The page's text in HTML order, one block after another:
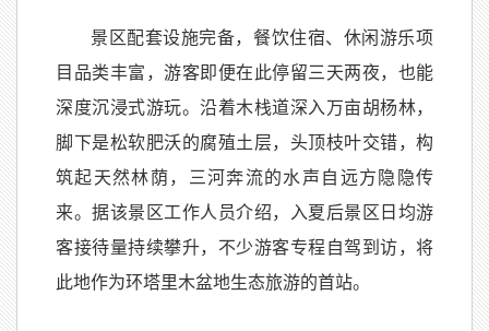
景区配套设施完备，餐饮住宿、休闲游乐项
目品类丰富，游客即便在此停留三天两夜，也能
深度沉浸式游玩。沿着木栈道深入万亩胡杨林，
脚下是松软肥沃的腐殖土层，头顶枝叶交错，构
筑起天然林荫，三河奔流的水声自远方隐隐传
来。据该景区工作人员介绍，入夏后景区日均游
客接待量持续攀升，不少游客专程自驾到访，将
此地作为环塔里木盆地生态旅游的首站。